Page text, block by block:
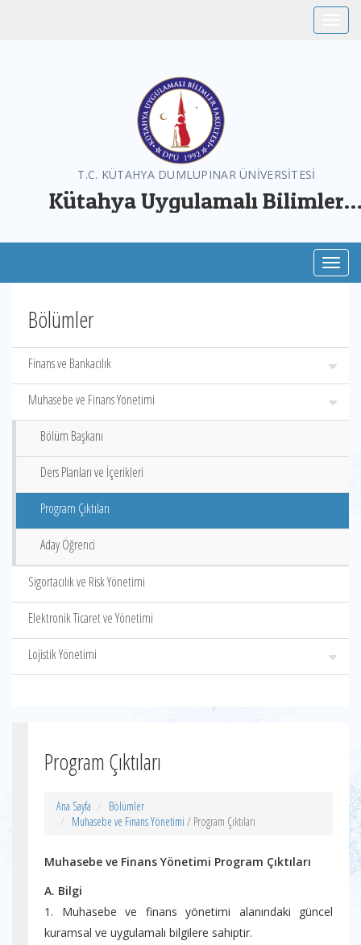
T.C. KÜTAHYA DUMLUPINAR ÜNİVERSİTESİ
Kütahya Uygulamalı Bilimler
Bölümler
Finans ve Bankacılık
Muhasebe ve Finans Yönetimi
Bölüm Başkanı
Ders Planları ve İçerikleri
Program Çıktıları
Aday Öğrenci
Sigortacılık ve Risk Yönetimi
Elektronik Ticaret ve Yönetimi
Lojistik Yönetimi
Program Çıktıları
Ana Sayfa
Bölümler
Muhasebe ve Finans Yönetimi / Program Çıktıları
Muhasebe ve Finans Yönetimi Program Çıktıları
A. Bilgi
1. Muhasebe ve finans yönetimi alanındaki güncel
kuramsal ve uygulamalı bilgilere sahiptir.